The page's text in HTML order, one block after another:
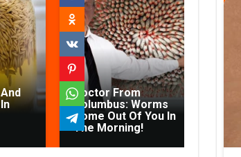
Doctor From
Columbus: Worms
Come Out Of You In
The Morning!